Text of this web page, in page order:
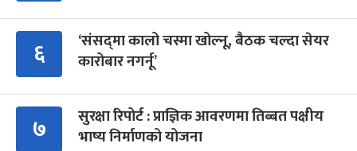
६
‘संसद्‍मा कालो चस्मा खोल्नू, बैठक चल्दा सेयर
कारोबार नगर्नू’
७
सुरक्षा रिपोर्ट : प्राज्ञिक आवरणमा तिब्बत पक्षीय
भाष्य निर्माणको योजना